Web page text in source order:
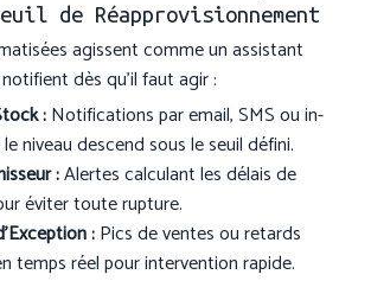
de Réapprovisionnement
agissent comme un assistant
dès qu’il faut agir :
:Notifications par email, SMS ou in-
niveau descend sous le seuil défini.
:Alertes calculant les délais de
éviter toute rupture.
:Pics de ventes ou retards
temps réel pour intervention rapide.